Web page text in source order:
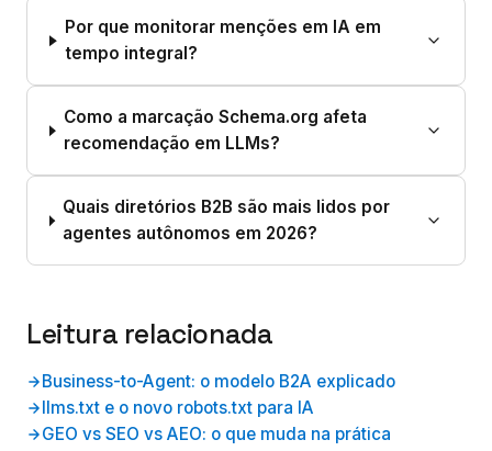
Por que monitorar menções em IA em
tempo integral?
Como a marcação Schema.org afeta
recomendação em LLMs?
Quais diretórios B2B são mais lidos por
agentes autônomos em 2026?
Leitura relacionada
Business-to-Agent: o modelo B2A explicado
llms.txt e o novo robots.txt para IA
GEO vs SEO vs AEO: o que muda na prática